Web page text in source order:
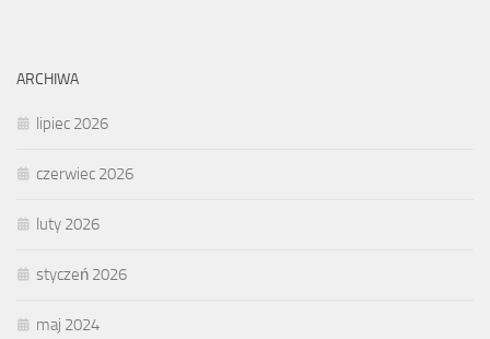
ARCHIWA
lipiec 2026
czerwiec 2026
luty 2026
styczeń 2026
maj 2024